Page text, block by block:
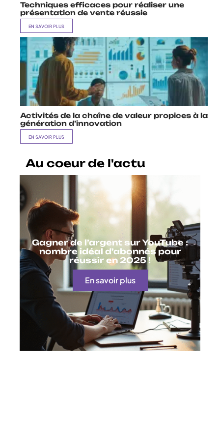
Techniques efficaces pour réaliser une
présentation de vente réussie
EN SAVOIR PLUS
Activités de la chaîne de valeur propices à la
génération d’innovation
EN SAVOIR PLUS
Au coeur de l'actu
Gagner de l’argent sur YouTube :
nombre idéal d’abonnés pour
réussir en 2025 !
En savoir plus